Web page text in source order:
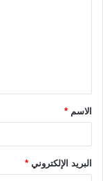
ق
*الاسم *
البريد الإلكتروني *